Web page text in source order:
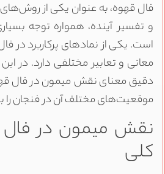
فال قهوه، به عنوان یکی از
و تفسیر آینده، همواره توجه
است. یکی از نمادهای پرکاربرد در
معانی و تعابیر مختلفی دارد. در
دقیق معنای نقش میمون در فال
موقعیت‌های مختلف آن در فنجان را
نقش میمون در فال
کلی